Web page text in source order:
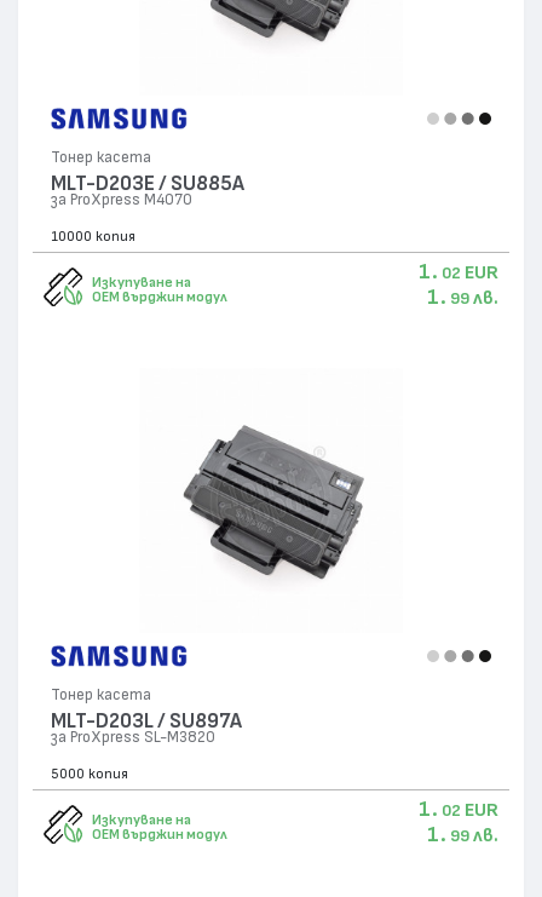
Тонер касета
MLT-D203E / SU885A
за ProXpress M4070
10000 копия
Изкупуване на
OEM върджин модул
1. 02 EUR
1. 99 лв.
Тонер касета
MLT-D203L / SU897A
за ProXpress SL-M3820
5000 копия
Изкупуване на
OEM върджин модул
1. 02 EUR
1. 99 лв.